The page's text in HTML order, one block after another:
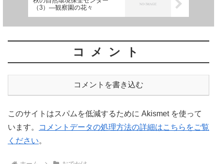
（3）―観察園の花々
コメント
コメントを書き込む
このサイトはスパムを低減するために Akismet を使って
います。
コメントデータの処理方法の詳細はこちらをご覧
ください。